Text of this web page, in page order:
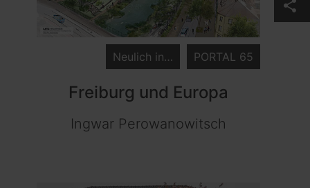
share
PORTAL 65
Neulich in…
Freiburg und Europa
Ingwar Perowanowitsch